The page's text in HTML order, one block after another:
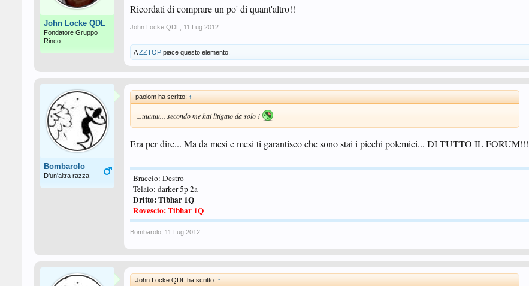
John Locke QDL
Fondatore Gruppo
Rinco
Ricordati di comprare un po' di quant'altro!!
John Locke QDL 11 Lug 2012
AZZTOP piace questo elemento.
Bombarolo
D'un'altra razza
paolom ha scritto: ↑
...uuuuu... secondo me hai litigato da solo !
Era per dire... Ma da mesi e mesi ti garantisco che sono stai i picchi polemici... DI TUTTO IL FORUM!!!
Braccio: Destro
Telaio: darker 5p 2a
Dritto: Tibhar 1Q
Rovescio: Tibhar 1Q
Bombarolo 11 Lug 2012
John Locke QDL ha scritto: ↑